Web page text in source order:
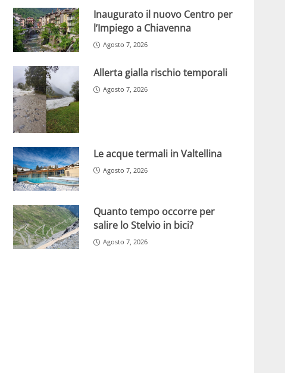
Inaugurato il nuovo Centro per
l’Impiego a Chiavenna
Agosto 7, 2026
Allerta gialla rischio temporali
Agosto 7, 2026
Le acque termali in Valtellina
Agosto 7, 2026
Quanto tempo occorre per
salire lo Stelvio in bici?
Agosto 7, 2026